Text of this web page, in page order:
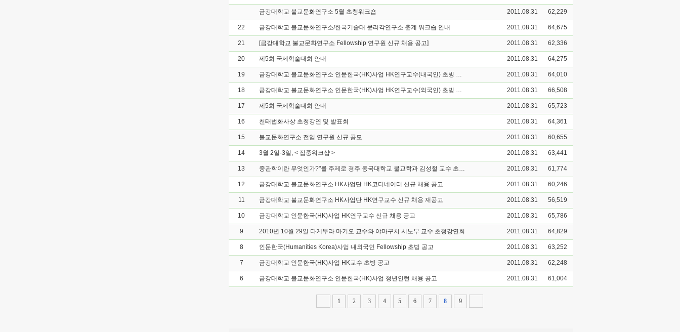
금강대학교 불교문화연구소 5월 초청워크숍 2011.08.31 62,229
22 금강대학교 불교문화연구소/한국기술대 문리각연구소 춘계 워크숍 안내 2011.08.31 64,675
21 [금강대학교 불교문화연구소 Fellowship 연구원 신규 채용 공고] 2011.08.31 62,336
20 제5회 국제학술대회 안내 2011.08.31 64,275
19 2011.08.31 64,010
18 2011.08.31 66,508
17 제5회 국제학술대회 안내 2011.08.31 65,723
16 천태법화사상 초청강연 및 발표회 2011.08.31 64,361
15 불교문화연구소 전임 연구원 신규 공모 2011.08.31 60,655
14 3월 2일-3일, < 집중워크샵 > 2011.08.31 63,441
13 2011.08.31 61,774
12 금강대학교 불교문화연구소 HK사업단 HK코디네이터 신규 채용 공고 2011.08.31 60,246
11 금강대학교 불교문화연구소 HK사업단 HK연구교수 신규 채용 재공고 2011.08.31 56,519
10 금강대학교 인문한국(HK)사업 HK연구교수 신규 채용 공고 2011.08.31 65,786
9 2010년 10월 29일 다케무라 마키오 교수와 야마구치 시노부 교수 초청강연회 2011.08.31 64,829
8 인문한국(Humanities Korea)사업 내외국인 Fellowship 초빙 공고 2011.08.31 63,252
7 금강대학교 인문한국(HK)사업 HK교수 초빙 공고 2011.08.31 62,248
6 금강대학교 불교문화연구소 인문한국(HK)사업 청년인턴 채용 공고 2011.08.31 61,004
1 2 3 4 5 6 7 8 9